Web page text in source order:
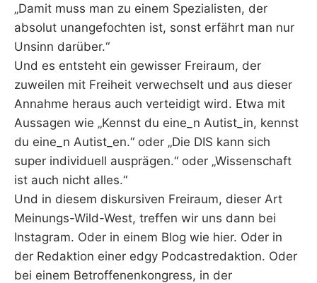
„Damit muss man zu einem Spezialisten, der
absolut unangefochten ist, sonst erfährt man nur
Unsinn darüber.“
Und es entsteht ein gewisser Freiraum, der
zuweilen mit Freiheit verwechselt und aus dieser
Annahme heraus auch verteidigt wird. Etwa mit
Aussagen wie „Kennst du eine_n Autist_in, kennst
du eine_n Autist_en.“ oder „Die DIS kann sich
super individuell ausprägen.“ oder „Wissenschaft
ist auch nicht alles.“
Und in diesem diskursiven Freiraum, dieser Art
Meinungs-Wild-West, treffen wir uns dann bei
Instagram. Oder in einem Blog wie hier. Oder in
der Redaktion einer edgy Podcastredaktion. Oder
bei einem Betroffenenkongress, in der